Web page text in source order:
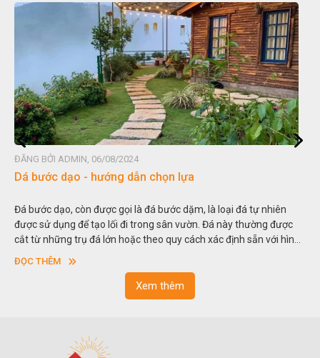
ĐĂNG BỞI ADMIN, 06/08/2024
Dá bước dạo - hướng dẫn chọn lựa
Đá bước dạo, còn được gọi là đá bước dặm, là loại đá tự nhiên
được sử dụng để tạo lối đi trong sân vườn. Đá này thường được
cắt từ những trụ đá lớn hoặc theo quy cách xác định sẵn với hình
vuông hoặc hình chữ nhật và có độ dày khác nhau.
ĐỌC THÊM
Xem thêm